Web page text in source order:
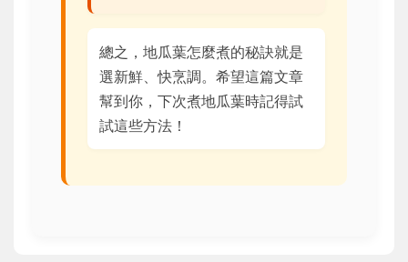
總之，地瓜葉怎麼煮的秘訣就是
選新鮮、快烹調。希望這篇文章
幫到你，下次煮地瓜葉時記得試
試這些方法！